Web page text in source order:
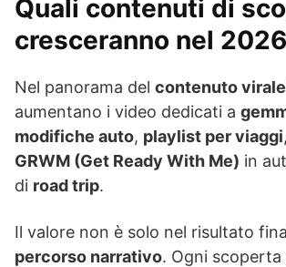
Quali contenuti di
cresceranno nel
Nel panorama del contenuto
aumentano i video dedicati a
modifiche auto, playlist per viaggi
GRWM (Get Ready With Me) in
di road trip.
Il valore non è solo nel risultato
percorso narrativo. Ogni scoperta